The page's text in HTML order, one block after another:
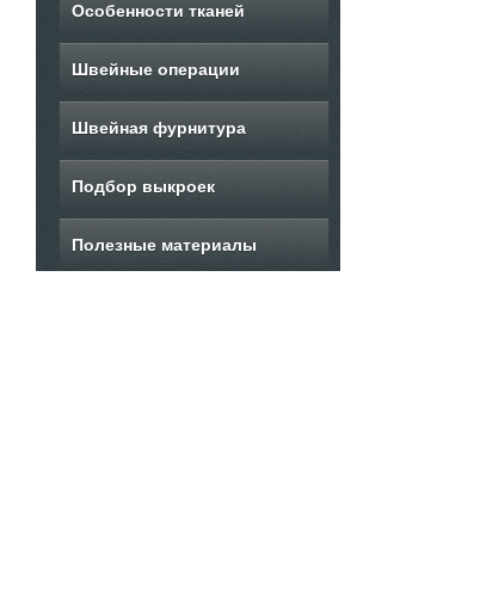
Особенности тканей
Швейные операции
Швейная фурнитура
Подбор выкроек
Полезные материалы